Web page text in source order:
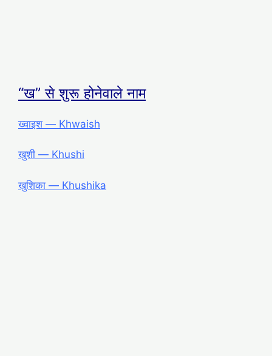
“ख” से शुरू होनेवाले नाम
ख्वाइश ― Khwaish
खुशी ― Khushi
खुशिका ― Khushika